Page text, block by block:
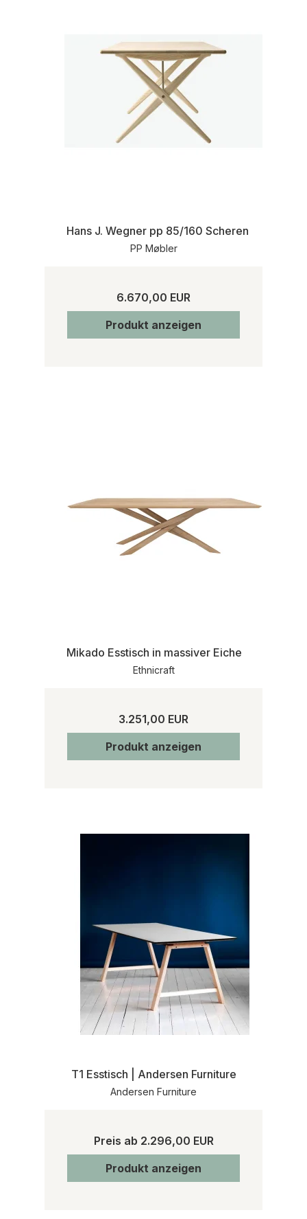
Hans J. Wegner pp 85/160 Scheren Esstisch
PP Møbler
6.670,00 EUR
Produkt anzeigen
Mikado Esstisch in massiver Eiche
Ethnicraft
3.251,00 EUR
Produkt anzeigen
T1 Esstisch | Andersen Furniture
Andersen Furniture
Preis ab 2.296,00 EUR
Produkt anzeigen